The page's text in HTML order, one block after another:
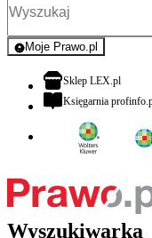
Moje Prawo.pl
- rejestracja i
Sklep LEX.plotwiera
Księgarnia
Wyszukiwarka